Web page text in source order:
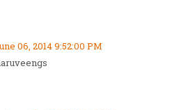
06, 2014 9:52:00 PM